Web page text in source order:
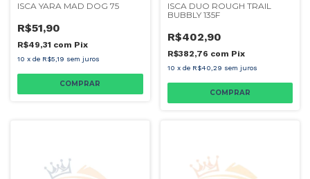
ISCA YARA MAD DOG 75
R$51,90
R$49,31 com Pix
10 x de R$5,19 sem juros
COMPRAR
ISCA DUO ROUGH TRAIL
BUBBLY 135F
R$402,90
R$382,76 com Pix
10 x de R$40,29 sem juros
COMPRAR